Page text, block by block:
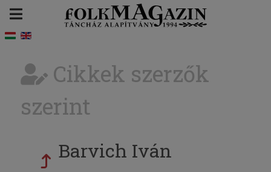
Cikkek szerzők
szerint
Barvich Iván